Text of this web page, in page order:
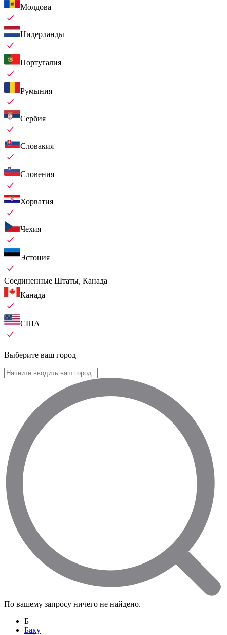
Молдова
Нидерланды
Португалия
Румыния
Сербия
Словакия
Словения
Хорватия
Чехия
Эстония
Соединенные Штаты, Канада
Канада
США
Выберите ваш город
По вашему запросу ничего не найдено.
Б
Баку